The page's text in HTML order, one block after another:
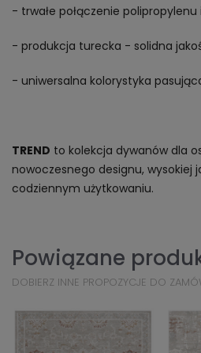
- trwałe połączenie polipropylenu
- produkcja turecka - solidna
- uniwersalna kolorystyka
TREND to kolekcja dywanów dla
nowoczesnego designu, wysokiej
codziennym użytkowaniu.
Powiązane
DOBIERZ INNE PROPOZYCJE DO